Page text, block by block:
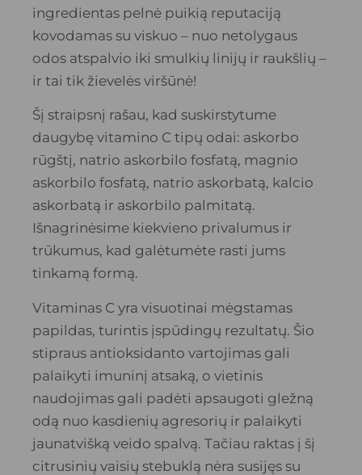
ingredientas pelnė puikią reputaciją
kovodamas su viskuo – nuo ​​netolygaus
odos atspalvio iki smulkių linijų ir raukšlių –
ir tai tik žievelės viršūnė!
Šį straipsnį rašau, kad suskirstytume
daugybę vitamino C tipų odai: askorbo
rūgštį, natrio askorbilo fosfatą, magnio
askorbilo fosfatą, natrio askorbatą, kalcio
askorbatą ir askorbilo palmitatą.
Išnagrinėsime kiekvieno privalumus ir
trūkumus, kad galėtumėte rasti jums
tinkamą formą.
Vitaminas C yra visuotinai mėgstamas
papildas, turintis įspūdingų rezultatų. Šio
stipraus antioksidanto vartojimas gali
palaikyti imuninį atsaką, o vietinis
naudojimas gali padėti apsaugoti gležną
odą nuo kasdienių agresorių ir palaikyti
jaunatvišką veido spalvą. Tačiau raktas į šį
citrusinių vaisių stebuklą nėra susijęs su